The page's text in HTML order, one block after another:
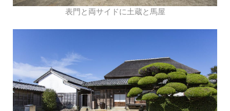
表門と両サイドに土蔵と馬屋